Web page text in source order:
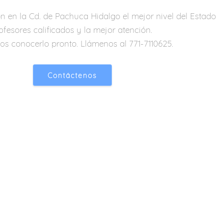
en la Cd. de Pachuca Hidalgo el mejor nivel del Estado.
calificados y la mejor atención.
conocerlo pronto. Llámenos al 771-7110625.
Contáctenos